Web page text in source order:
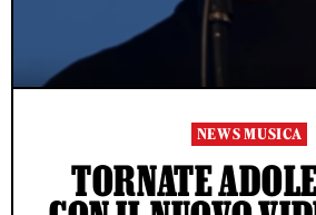
NEWS MUSICA
TORNATE